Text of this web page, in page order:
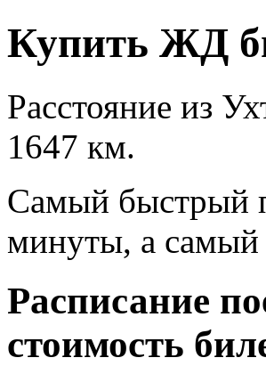
Купить ЖД
Расстояние из
1647 км.
Самый быстрый
минуты, а самый
Расписание
стоимость